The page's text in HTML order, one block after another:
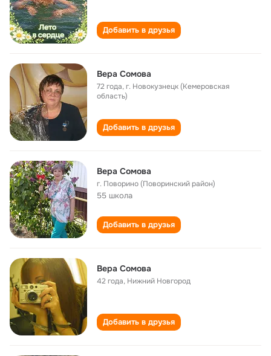
Добавить в друзья
Вера Сомова
72 года,г. Новокузнецк (Кемеровская
область)
Добавить в друзья
Вера Сомова
г. Поворино (Поворинский район)
55 школа
Добавить в друзья
Вера Сомова
42 года, Нижний Новгород
Добавить в друзья